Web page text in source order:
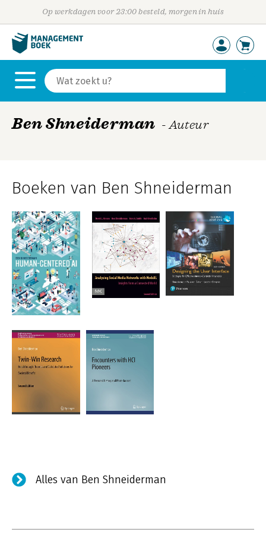
Op werkdagen voor 23:00 besteld, morgen in huis
Ben Shneiderman - Auteur
Boeken van Ben Shneiderman
Alles van Ben Shneiderman